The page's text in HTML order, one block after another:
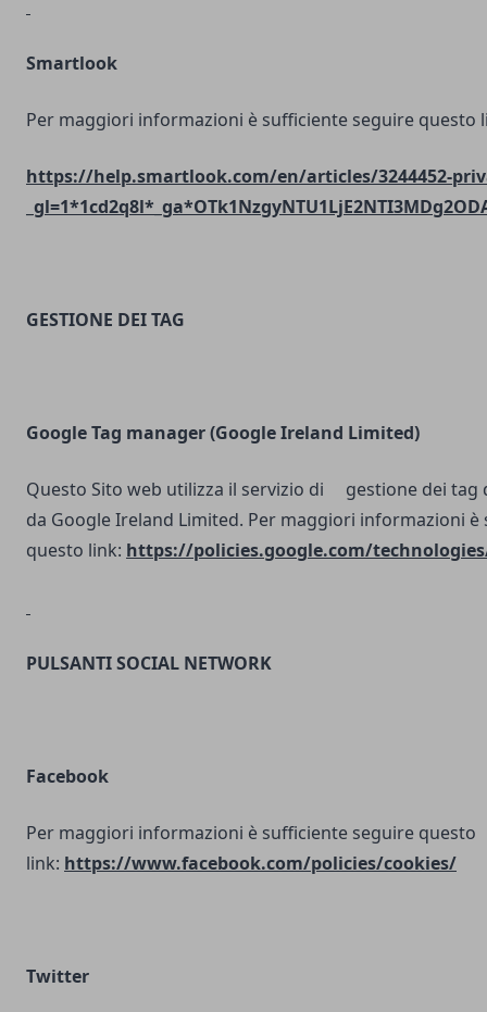
Smartlook
Per maggiori informazioni è sufficiente seguire questo
https://help.smartlook.com/en/articles/3244452-
GESTIONE DEI TAG
Google Tag manager (Google Ireland Limited)
Questo Sito web utilizza il servizio di gestione dei tag
da Google Ireland Limited. Per maggiori informazioni
questo link: https://policies.google.com/
PULSANTI SOCIAL NETWORK
Facebook
Per maggiori informazioni è sufficiente seguire questo
link: https://www.facebook.com/policies/cookies/
Twitter